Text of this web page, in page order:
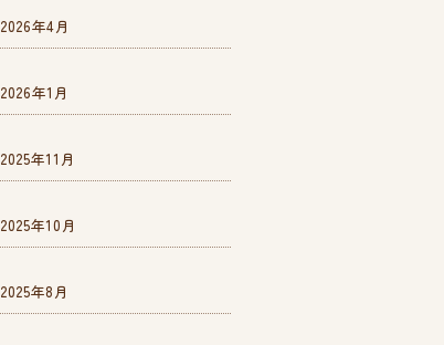
2026年4月
2026年1月
2025年11月
2025年10月
2025年8月